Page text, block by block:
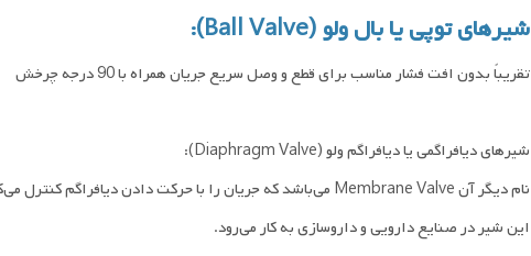
شیرهای توپی یا بال ولو (Ball Valve):
تقریباً بدون افت فشار مناسب برای قطع و وصل سریع جریان همراه با 90 درجه چرخش
شیرهای دیافراگمی یا دیافراگم ولو (Diaphragm Valve):
نام دیگر آن Membrane Valve می‌باشد که جریان را با حرکت دادن دیافراگم کنترل می‌کند.
این شیر در صنایع دارویی و داروسازی به کار می‌رود.